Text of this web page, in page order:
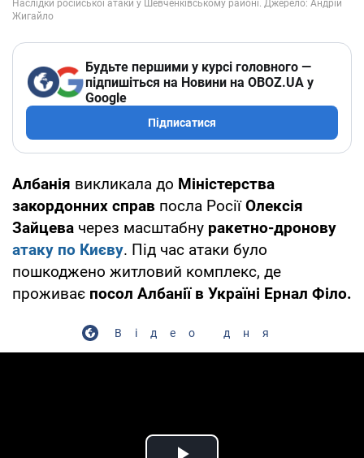
Будьте першими у курсі головного —
підпишіться на Новини на OBOZ.UA у
Google
Підписатися
Албанія викликала до Міністерства
закордонних справ посла РосіїОлексія
Зайцева через масштабну ракетно-дронову
атаку по Києву. Під час атаки було
пошкоджено житловий комплекс, де
проживає посол Албанії в Україні Ернал Філо.
Відео дня